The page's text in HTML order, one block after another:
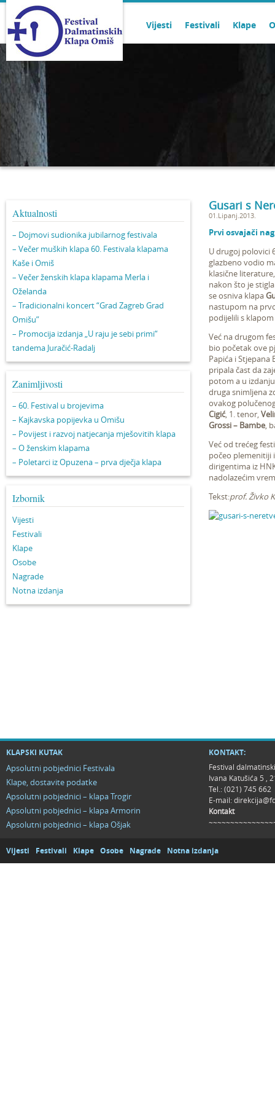
Vijesti Festivali Klape
Aktualnosti
– Dojmovi sudionika jubilarnog festivala
– Večer muških klapa 60. Festivala klapama
Kaše i Omiš
– Večer ženskih klapa klapama Merla i
Oželanda
– Tradicionalni koncert “Grad Zagreb Grad
Omišu”
– Promocija izdanja „U raju je sebi primi“
tandema Juračić-Radalj
Zanimljivosti
– 60. Festival u brojevima
– Kajkavska popijevka u Omišu
– Povijest i razvoj natjecanja mješovitih klapa
– O ženskim klapama
– Poletarci iz Opuzena – prva dječja klapa
Izbornik
Vijesti
Festivali
Klape
Osobe
Nagrade
Notna izdanja
Gusari s
01.Lipanj.2013.
Prvi osvajači
U drugoj polovici
glazbeno vodio
klasične
nakon što je
se osniva klapa
nastupom na
podijelili s
Već na drugom
bio početak ove
Papića i
pripala čast da
potom a u
druga snimljena
ovakog
Cigić, 1. tenor,
Grossi – Bambe,
Već od trećeg
počeo plemenitiji
dirigentima iz
nadolazećim
Tekst:prof. Živko
KLAPSKI KUTAK
Apsolutni pobjednici Festivala
Klape, dostavite podatke
Apsolutni pobjednici – klapa Trogir
Apsolutni pobjednici – klapa Armorin
Apsolutni pobjednici – klapa Ošjak
KONTAKT:
Festival
Ivana Katušića 5 ,
Tel.: (021) 745 662
E-mail:
Kontakt
Vijesti Festivali Klape Osobe Nagrade Notna izdanja